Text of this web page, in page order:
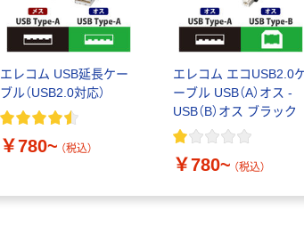
エレコム USB延長ケー
ブル（USB2.0対応）
￥780~ （税込）
エレコム エコUSB2.0
ーブル USB（A）オス -
USB（B）オス ブラック
￥780~ （税込）